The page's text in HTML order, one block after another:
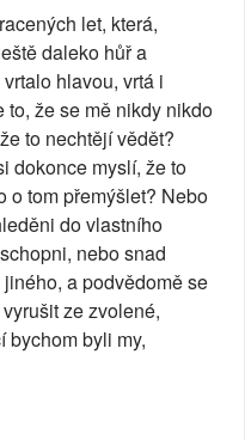
let, která,
daleko hůř a
hlavou, vrtá i
to, že se mě nikdy nikdo
to nechtějí vědět?
dokonce myslí, že to
o tom přemýšlet? Nebo
do vlastního
nebo snad
a podvědomě se
ze zvolené,
bychom byli my,